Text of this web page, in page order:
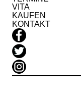
VITA
KAUFEN
KONTAKT